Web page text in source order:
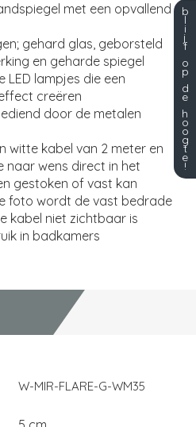
met een opvallend
gehard glas, geborsteld
en geharde spiegel
LED lampjes die een
creëren
door de metalen
witte kabel van 2 meter en
naar wens direct in het
gestoken of vast kan
foto wordt de vast bedrade
kabel niet zichtbaar is
in badkamers
W-MIR-FLARE-G-WM35
b
l
i
j
f
o
p
d
e
h
o
o
g
t
e
!